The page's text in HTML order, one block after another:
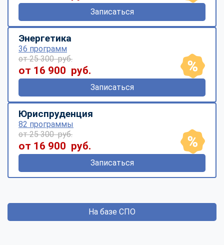
Записаться
Энергетика
36 программ
от 25 300 руб.
от 16 900 руб.
Записаться
Юриспруденция
82 программы
от 25 300 руб.
от 16 900 руб.
Записаться
На базе СПО